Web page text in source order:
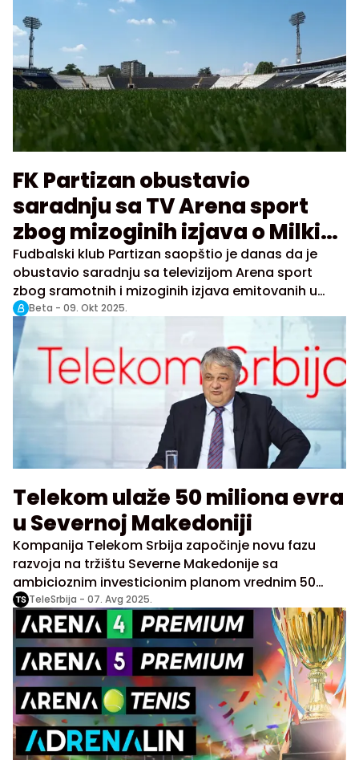
FK Partizan obustavio
saradnju sa TV Arena sport
zbog mizoginih izjava o Milki
Forcan
Fudbalski klub Partizan saopštio je danas da je
obustavio saradnju sa televizijom Arena sport
zbog sramotnih i mizoginih izjava emitovanih u
emisiji novinara Dejana Anđusa.
Beta - 09. Okt 2025.
Telekom ulaže 50 miliona evra
u Severnoj Makedoniji
Kompanija Telekom Srbija započinje novu fazu
razvoja na tržištu Severne Makedonije sa
ambicioznim investicionim planom vrednim 50
miliona evra, izjavio je direktor kompanije Vladimir
Lučić. Kako je istakao, cilj je da Telekom Srbija
postane vodeći operator u toj zemlji, po ugledu na
uspeh koji je već ostvaren u Crnoj Gori.
TeleSrbija - 07. Avg 2025.